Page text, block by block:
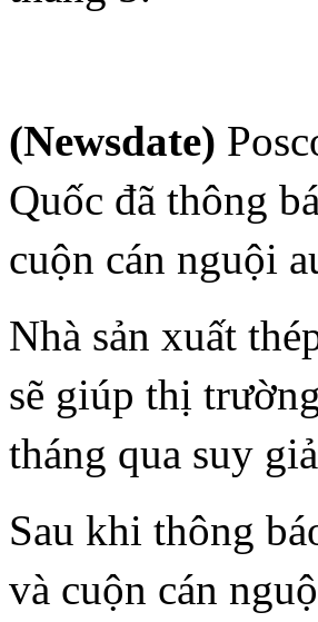
(Newsdate)
Quốc đã thông
cuộn cán nguội
Nhà sản xuất
sẽ giúp thị
tháng qua suy
Sau khi thông
và cuộn cán